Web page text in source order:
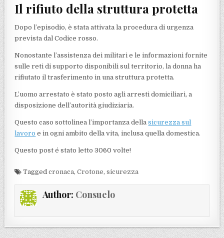
Il rifiuto della struttura protetta
Dopo l’episodio, è stata attivata la procedura di urgenza
prevista dal Codice rosso.
Nonostante l’assistenza dei militari e le informazioni fornite
sulle reti di supporto disponibili sul territorio, la donna ha
rifiutato il trasferimento in una struttura protetta.
L’uomo arrestato è stato posto agli arresti domiciliari, a
disposizione dell’autorità giudiziaria.
Questo caso sottolinea l’importanza dellasicurezza sul
lavoro e in ogni ambito della vita, inclusa quella domestica.
Questo post é stato letto 3060 volte!
Taggedcronaca,Crotone,sicurezza
Author: Consuelo